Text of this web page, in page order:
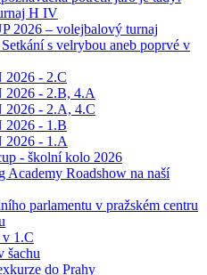
H IV
2026 – volejbalový turnaj
s velrybou aneb poprvé v
- 2.C
2026 - 2.B, 4.A
- 2.A, 4.C
2026 - 1.B
2026 - 1.A
- školní kolo 2026
Academy Roadshow na naší
parlamentu v pražském centru
v 1.C
šachu
do Prahy